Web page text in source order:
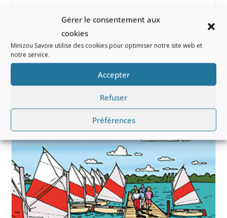
Gérer le consentement aux
cookies
Minizou Savoie utilise des cookies pour optimiser notre site web et
notre service.
Accepter
Refuser
Préférences
Album jeunesse – « Va-t-en, va-t-en, chagrin ! »
Carole naturelle : des décorations made in Savoie !
Vous pourrez aussi aimer